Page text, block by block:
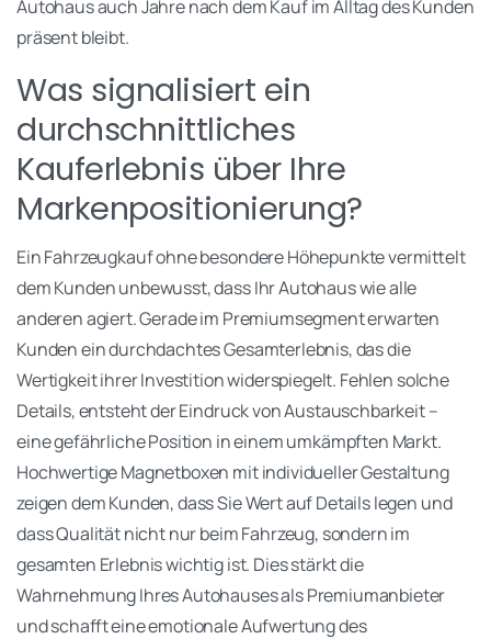
Autohaus auch Jahre nach dem Kauf im Alltag des Kunden
präsent bleibt.
Was signalisiert ein
durchschnittliches
Kauferlebnis über Ihre
Markenpositionierung?
Ein Fahrzeugkauf ohne besondere Höhepunkte vermittelt
dem Kunden unbewusst, dass Ihr Autohaus wie alle
anderen agiert. Gerade im Premiumsegment erwarten
Kunden ein durchdachtes Gesamterlebnis, das die
Wertigkeit ihrer Investition widerspiegelt. Fehlen solche
Details, entsteht der Eindruck von Austauschbarkeit –
eine gefährliche Position in einem umkämpften Markt.
Hochwertige Magnetboxen mit individueller Gestaltung
zeigen dem Kunden, dass Sie Wert auf Details legen und
dass Qualität nicht nur beim Fahrzeug, sondern im
gesamten Erlebnis wichtig ist. Dies stärkt die
Wahrnehmung Ihres Autohauses als Premiumanbieter
und schafft eine emotionale Aufwertung des